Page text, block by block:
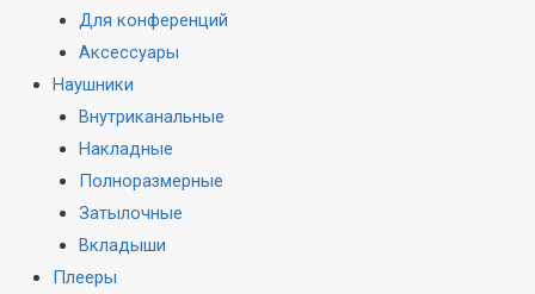
Для конференций
Аксессуары
Наушники
Внутриканальные
Накладные
Полноразмерные
Затылочные
Вкладыши
Плееры